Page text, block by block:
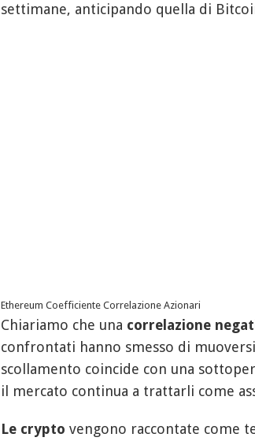
settimane, anticipando quella di
Ethereum Coefficiente Correlazione Azionari
Chiariamo che una correlazione
confrontati hanno smesso di
scollamento coincide con una
il mercato continua a trattarli come
Le crypto vengono raccontate come